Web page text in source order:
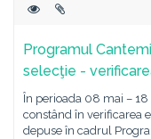
Programul
selecţie -
În perioada 08 mai –
constând în verificarea
depuse în cadrul